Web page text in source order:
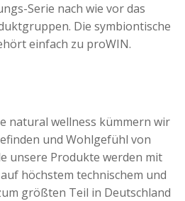
Serie nach wie vor das
Die symbiontische
einfach zu proWIN.
natural wellness kümmern wir
und Wohlgefühl von
unsere Produkte werden mit
höchstem technischem und
größten Teil in Deutschland